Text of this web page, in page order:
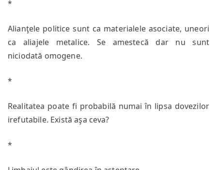
*
Alianţele politice sunt ca materialele asociate, uneori
ca aliajele metalice. Se amestecă dar nu sunt
niciodată omogene.
*
Realitatea poate fi probabilă numai în lipsa dovezilor
irefutabile. Există aşa ceva?
*